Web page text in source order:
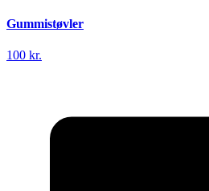
Gummistøvler
100 kr.